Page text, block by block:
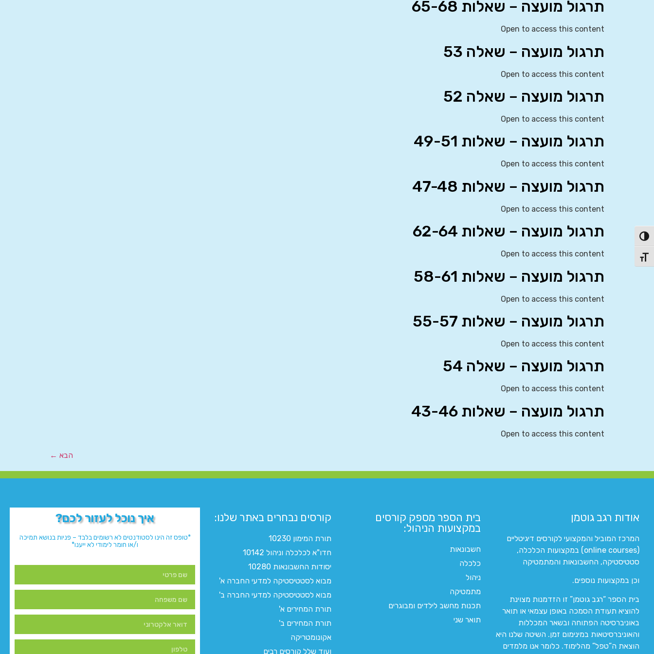
הפעל/כבה ניגודיות גבוהה
מתג גודל גופן
תרגול מועצה – שאלות 65-68
Open to access this content
תרגול מועצה – שאלה 53
Open to access this content
תרגול מועצה – שאלה 52
Open to access this content
תרגול מועצה – שאלות 49-51
Open to access this content
תרגול מועצה – שאלות 47-48
Open to access this content
תרגול מועצה – שאלות 62-64
Open to access this content
תרגול מועצה – שאלות 58-61
Open to access this content
תרגול מועצה – שאלות 55-57
Open to access this content
תרגול מועצה – שאלה 54
Open to access this content
תרגול מועצה – שאלות 43-46
Open to access this content
הבא ←
אודות רגב גוטמן
המרכז המוביל והמקצועי לקורסים דיגיטליים
(online courses) במקצועות הכלכלה,
סטטיסטיקה, החשבונאות והמתמטיקה
וכן במקצועות נוספים.
בית הספר “רגב גוטמן” זו הזדמנות מצוינת
להוציא תעודת הסמכה באופן עצמאי או תואר
באוניברסיטה הפתוחה ובשאר המכללות
והאוניברסיטאות במינימום זמן. השיטה שלנו היא
הוצאת ה”טפל” מהלימוד. כלומר אנו מלמדים
בית הספר מספק קורסים
במקצועות הניהול:
חשבונאות
כלכלה
ניהול
מתמטיקה
תכנות מחשב לילדים ומבוגרים
תואר שני
קורסים נבחרים באתר שלנו:​
תורת המימון 10230
חדו"א לכלכלה וניהול 10142
יסודות החשבונאות 10280
מבוא לסטטיסטיקה למדעי החברה א'
מבוא לסטטיסטיקה למדעי החברה ב'
תורת המחירים א'
תורת המחירים ב'
אקונומטריקה
ועוד שלל קורסים רבים
איך נוכל לעזור לכם?
*טופס זה הינו לסטודנטים לא רשומים בלבד – פניות בנושא תמיכה
ו/או חומר לימודי לא ייענו*